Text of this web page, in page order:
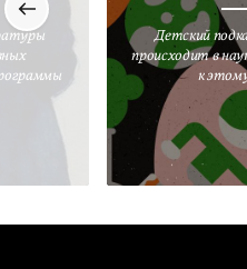
Детский
происходит в
к